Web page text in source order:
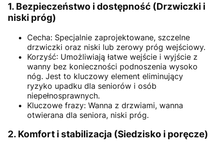
1. Bezpieczeństwo i dostępność (Drzwiczki i
niski próg)
Cecha: Specjalnie zaprojektowane, szczelne
drzwiczki oraz niski lub zerowy próg wejściowy.
Korzyść: Umożliwiają łatwe wejście i wyjście z
wanny bez konieczności podnoszenia wysoko
nóg. Jest to kluczowy element eliminujący
ryzyko upadku dla seniorów i osób
niepełnosprawnych.
Kluczowe frazy: Wanna z drzwiami, wanna
otwierana dla seniora, niski próg.
2. Komfort i stabilizacja (Siedzisko i poręcze)